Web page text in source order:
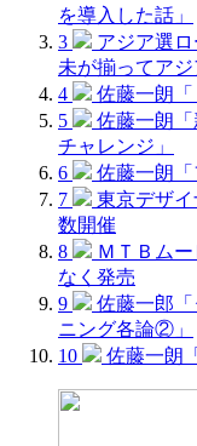
を導入した話」
3
アジア選
未が揃ってアジ
4
佐藤一朗「
5
佐藤一朗
チャレンジ」
6
佐藤一朗「
7
東京デザ
数開催
8
ＭＴＢム
なく発売
9
佐藤一郎
ニング各論②」
10
佐藤一朗